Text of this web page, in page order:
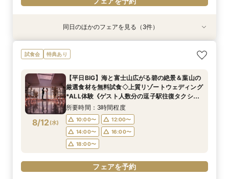
8/11(火)
＜式場探しを始めたばかりのふたりにオススメ初
級編フェア＞来店・登録不要！オンライン結婚相
所要時間：1時間30分程度
9:00〜
フェアを予約
特典あり
8/11(火)
【90分クイック相談】まずは情報収集◎会場
ゆっくり内覧＆送迎
9:00〜
9:30〜
10:00〜
15:00〜
18:00〜
フェアを予約
特典あり
8/11(火)
【6名～貸切◎おもてなし家族婚】碧の絶景と美
食でもてなすステイリゾートWD◇特選牛の絶品
限定！ギフト券1.5万円分プレゼント》
所要時間：3時間程度
9:00〜
9:30〜
15:00〜
18:00〜
フェアを予約
同日のほかのフェアを見る（3件）
試食会 特典あり
8/12(水)
【平日BIG】海と富士山広がる碧の絶景＆葉山の
厳選食材を無料試食◇上質リゾートウェディング
*ALL体験《ゲスト人数分の逗子駅往復タクシー
特典も有》
所要時間：3時間程度
10:00〜
12:00〜
14:00〜
16:00〜
18:00〜
フェアを予約